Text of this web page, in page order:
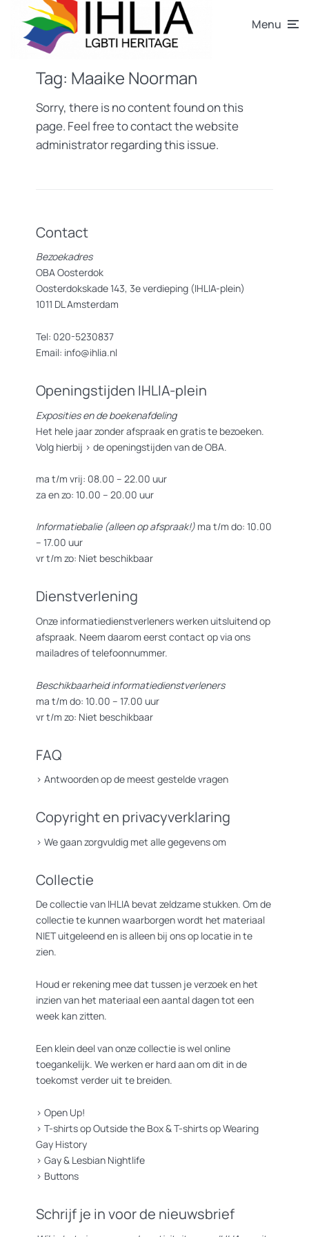
Menu
Tag: Maaike Noorman
Sorry, there is no content found on this
page. Feel free to contact the website
administrator regarding this issue.
Contact
Bezoekadres
OBA Oosterdok
Oosterdokskade 143, 3e verdieping (IHLIA-plein)
1011 DL Amsterdam
Tel: 020-5230837
Email: info@ihlia.nl
Openingstijden IHLIA-plein
Exposities en de boekenafdeling
Het hele jaar zonder afspraak en gratis te bezoeken.
Volg hierbij > de openingstijden van de OBA.
ma t/m vrij: 08.00 – 22.00 uur
za en zo: 10.00 – 20.00 uur
Informatiebalie (alleen op afspraak!) ma t/m do: 10.00
– 17.00 uur
vr t/m zo: Niet beschikbaar
Dienstverlening
Onze informatiedienstverleners werken uitsluitend op
afspraak. Neem daarom eerst contact op via ons
mailadres of telefoonnummer.
Beschikbaarheid informatiedienstverleners
ma t/m do: 10.00 – 17.00 uur
vr t/m zo: Niet beschikbaar
FAQ
> Antwoorden op de meest gestelde vragen
Copyright en privacyverklaring
> We gaan zorgvuldig met alle gegevens om
Collectie
De collectie van IHLIA bevat zeldzame stukken. Om de
collectie te kunnen waarborgen wordt het materiaal
NIET uitgeleend en is alleen bij ons op locatie in te
zien.
Houd er rekening mee dat tussen je verzoek en het
inzien van het materiaal een aantal dagen tot een
week kan zitten.
Een klein deel van onze collectie is wel online
toegankelijk. We werken er hard aan om dit in de
toekomst verder uit te breiden.
> Open Up!
> T-shirts op Outside the Box&T-shirts op Wearing
Gay History
> Gay & Lesbian Nightlife
> Buttons
Schrijf je in voor de nieuwsbrief